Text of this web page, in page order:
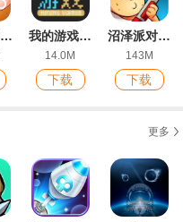
失控手臂游戏安卓版 我的游戏官方版
14.0M
下载
沼泽派对无限金币版
143M
下载
更多